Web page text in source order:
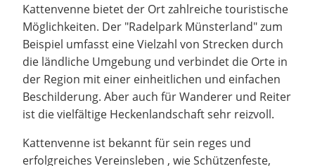
Kattenvenne bietet der Ort zahlreiche touristische
Möglichkeiten. Der "Radelpark Münsterland" zum
Beispiel umfasst eine Vielzahl von Strecken durch
die ländliche Umgebung und verbindet die Orte in
der Region mit einer einheitlichen und einfachen
Beschilderung. Aber auch für Wanderer und Reiter
ist die vielfältige Heckenlandschaft sehr reizvoll.
Kattenvenne ist bekannt für sein reges und
erfolgreiches Vereinsleben , wie Schützenfeste,